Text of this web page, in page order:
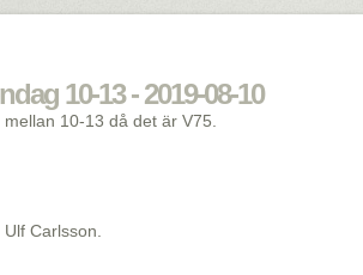
10-13 - 2019-08-10
10-13 då det är V75.
Carlsson.